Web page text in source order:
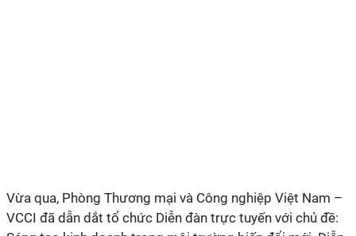
Vừa qua, Phòng Thương mại và Công nghiệp Việt Nam –
VCCI đã dẫn dắt tổ chức Diễn đàn trực tuyến với chủ đề: